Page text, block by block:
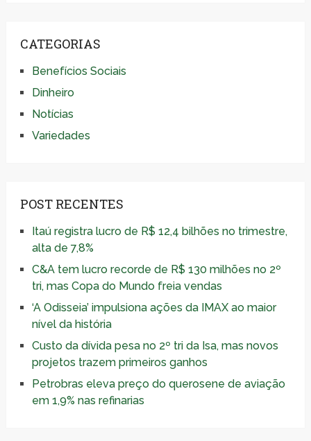
CATEGORIAS
Benefícios Sociais
Dinheiro
Notícias
Variedades
POST RECENTES
Itaú registra lucro de R$ 12,4 bilhões no trimestre,
alta de 7,8%
C&A tem lucro recorde de R$ 130 milhões no 2º
tri, mas Copa do Mundo freia vendas
‘A Odisseia’ impulsiona ações da IMAX ao maior
nível da história
Custo da dívida pesa no 2º tri da Isa, mas novos
projetos trazem primeiros ganhos
Petrobras eleva preço do querosene de aviação
em 1,9% nas refinarias